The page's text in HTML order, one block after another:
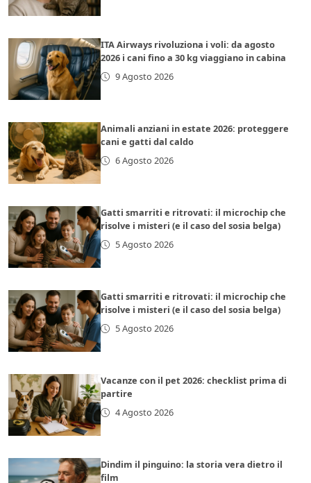
ITA Airways rivoluziona i voli: da agosto
2026 i cani fino a 30 kg viaggiano in cabina
9 Agosto 2026
Animali anziani in estate 2026: proteggere
cani e gatti dal caldo
6 Agosto 2026
Gatti smarriti e ritrovati: il microchip che
risolve i misteri (e il caso del sosia belga)
5 Agosto 2026
Gatti smarriti e ritrovati: il microchip che
risolve i misteri (e il caso del sosia belga)
5 Agosto 2026
Vacanze con il pet 2026: checklist prima di
partire
4 Agosto 2026
Dindim il pinguino: la storia vera dietro il
film